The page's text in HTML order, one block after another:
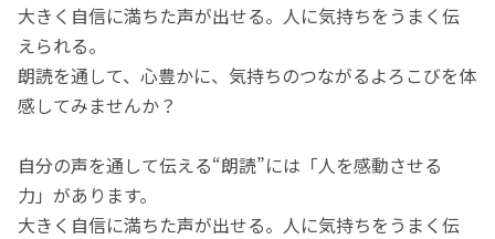
大きく自信に満ちた声が出せる。人に気持ちをうまく伝
えられる。
朗読を通して、心豊かに、気持ちのつながるよろこびを体
感してみませんか？
自分の声を通して伝える“朗読”には「人を感動させる
力」があります。
大きく自信に満ちた声が出せる。人に気持ちをうまく伝